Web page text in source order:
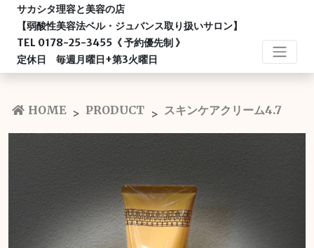
サカシタ理容と美容の店
【弱酸性美容法ベル・ジュバンス取り扱いサロン】
TEL 0178-25-3455《 予約優先制 》
定休日 毎週月曜日+第3火曜日
HOME PRODUCT スキンケアクリーム4.7